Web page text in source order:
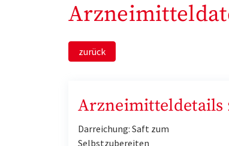
zurück
Arzneimitteldetails
Darreichung: Saft zum
Selbstzubereiten